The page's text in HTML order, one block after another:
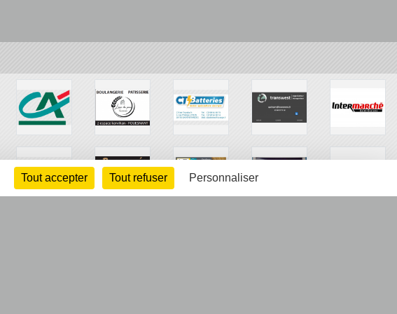
Tout accepter Tout refuser Personnaliser